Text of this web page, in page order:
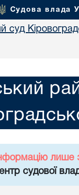
Судова влада
лише
судової